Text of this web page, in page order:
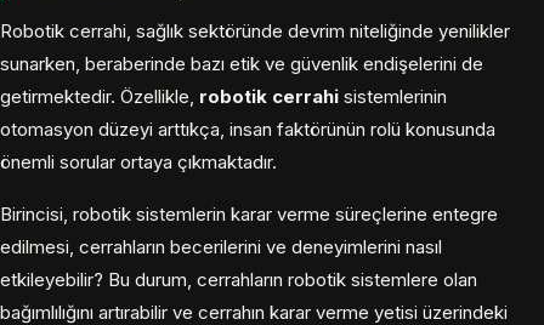
Robotik cerrahi, sağlık sektöründe devrim niteliğinde yenilikler
sunarken, beraberinde bazı etik ve güvenlik endişelerini de
getirmektedir. Özellikle, robotik cerrahi sistemlerinin
otomasyon düzeyi arttıkça, insan faktörünün rolü konusunda
önemli sorular ortaya çıkmaktadır.
Birincisi, robotik sistemlerin karar verme süreçlerine entegre
edilmesi, cerrahların becerilerini ve deneyimlerini nasıl
etkileyebilir? Bu durum, cerrahların robotik sistemlere olan
bağımlılığını artırabilir ve cerrahın karar verme yetisi üzerindeki